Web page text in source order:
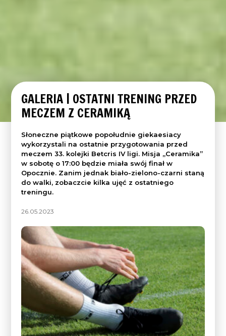
GALERIA | OSTATNI TRENING PRZED
MECZEM Z CERAMIKĄ
Słoneczne piątkowe popołudnie giekaesiacy
wykorzystali na ostatnie przygotowania przed
meczem 33. kolejki Betcris IV ligi. Misja „Ceramika”
w sobotę o 17:00 będzie miała swój finał w
Opocznie. Zanim jednak biało-zielono-czarni staną
do walki, zobaczcie kilka ujęć z ostatniego
treningu.
26.05.2023